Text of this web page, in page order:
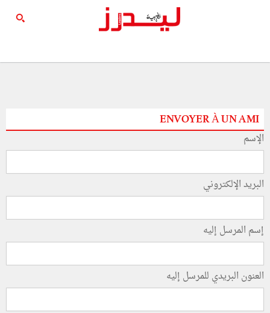
ENVOYER À UN AMI
الإسم
البريد الإلكتروني
إسم المرسل إليه
العنون البريدي للمرسل إليه